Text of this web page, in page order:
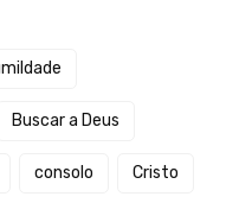
Buscar a Deus
consolo Cristo